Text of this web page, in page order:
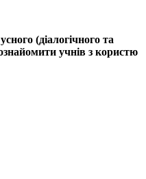
(діалогічного та
учнів з користю